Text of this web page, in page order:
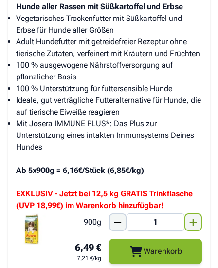
Hunde aller Rassen mit Süßkartoffel und Erbse
Vegetarisches Trockenfutter mit Süßkartoffel und
Erbse für Hunde aller Größen
Adult Hundefutter mit getreidefreier Rezeptur ohne
tierische Zutaten, verfeinert mit Kräutern und Früchten
100 % ausgewogene Nährstoffversorgung auf
pflanzlicher Basis
100 % Unterstützung für futtersensible Hunde
Ideale, gut verträgliche Futteralternative für Hunde, die
auf tierische Eiweiße reagieren
Mit Josera IMMUNE PLUS*: Das Plus zur
Unterstützung eines intakten Immunsystems Deines
Hundes
Ab 5x900g = 6,16€/Stück (6,85€/kg)
EXKLUSIV - Jetzt bei 12,5 kg GRATIS Trinkflasche
(UVP 18,99€) im Warenkorb hinzufügbar!
900g
6,49 €
7,21 €/kg
Warenkorb